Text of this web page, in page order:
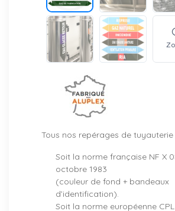
Tous nos repérages de
Soit la norme française NF X
octobre 1983
(couleur de fond + bandeaux
d’identification).
Soit la norme européenne